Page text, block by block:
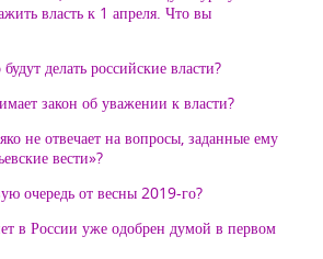
власть к 1 апреля. Что вы
делать российские власти?
закон об уважении к власти?
не отвечает на вопросы, заданные ему
вести»?
очередь от весны 2019-го?
в России уже одобрен думой в первом